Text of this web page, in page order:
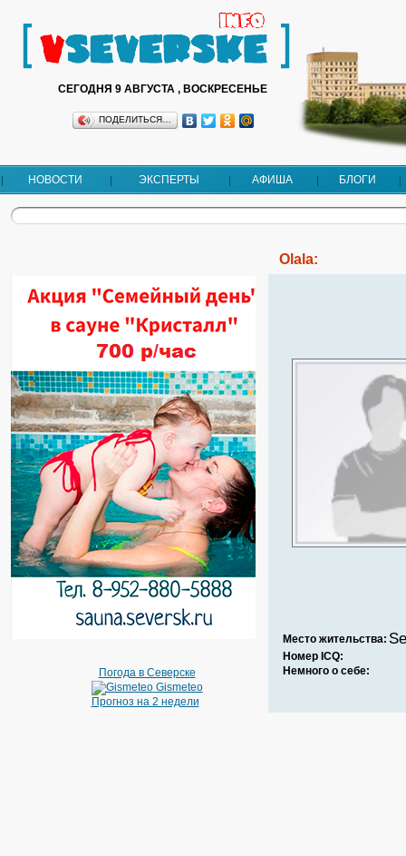
СЕГОДНЯ 9 АВГУСТА , ВОСКРЕСЕНЬЕ
ПОДЕЛИТЬСЯ…
НОВОСТИ ЭКСПЕРТЫ АФИША БЛОГИ
Погода в Северске
Gismeteo
Прогноз на 2 недели
Olala:
Место жительства:
Номер ICQ:
Немного о себе: